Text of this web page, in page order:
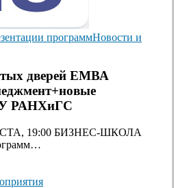
программНовости и
дверей ЕМВА
РАНХиГС
19:00 БИЗНЕС-ШКОЛА